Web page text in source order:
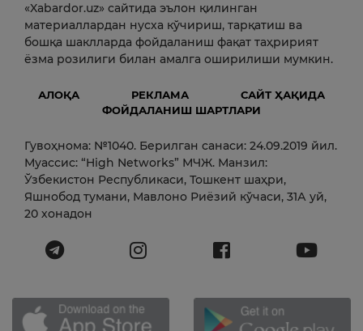
«Xabardor.uz» сайтида эълон қилинган
материаллардан нусха кўчириш, тарқатиш ва
бошқа шаклларда фойдаланиш фақат таҳририят
ёзма розилиги билан амалга оширилиши мумкин.
АЛОҚА РЕКЛАМА
САЙТ ҲАҚИДА
ФОЙДАЛАНИШ ШАРТЛАРИ
Гувоҳнома: №1040. Берилган санаси: 24.09.2019 йил.
Муассис: “High Networks” МЧЖ. Манзил:
Ўзбекистон Республикаси, Тошкент шаҳри,
Яшнобод тумани, Мавлоно Риёзий кўчаси, 31А уй,
20 хонадон